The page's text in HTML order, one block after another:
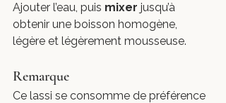
Ajouter l’eau, puis mixer jusqu’à
obtenir une boisson homogène,
légère et légèrement mousseuse.
Remarque
Ce lassi se consomme de préférence